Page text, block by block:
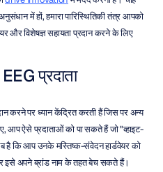
में हों, हमारा पारिस्थितिकी तंत्र आपको
और विशेषज्ञ सहायता प्रदान करने के लिए
प्रदाता
करने पर ध्यान केंद्रित करती हैं जिस पर अन्य
आप ऐसे प्रदाताओं को पा सकते हैं जो "व्हाइट-
कि आप उनके मस्तिष्क-संवेदन हार्डवेयर को
अपने ब्रांड नाम के तहत बेच सकते हैं।